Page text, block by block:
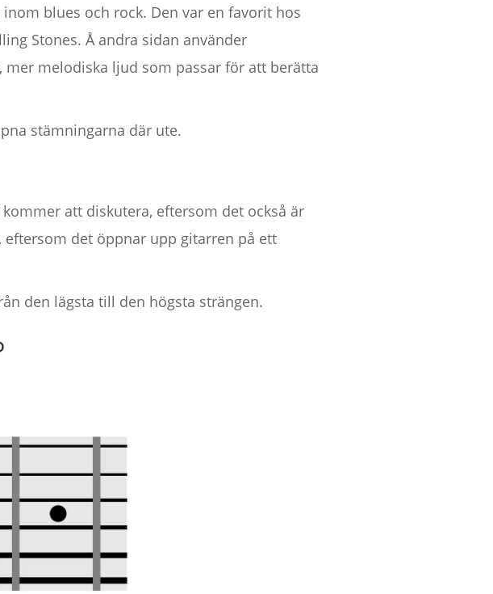
blues och rock. Den var en favorit hos
Stones. Å andra sidan använder
melodiska ljud som passar för att berätta
stämningarna där ute.
att diskutera, eftersom det också är
eftersom det öppnar upp gitarren på ett
den lägsta till den högsta strängen.